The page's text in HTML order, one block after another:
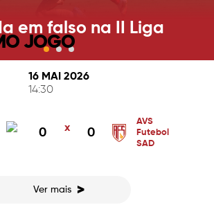
em falso na II Liga
JOGO
16 MAI 2026
14:30
0 x 0
AVS
Futebol
SAD
Ver mais >